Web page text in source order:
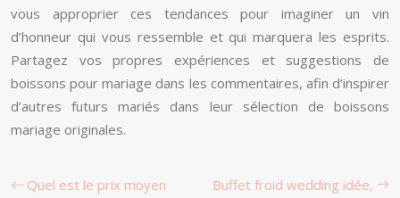
vous approprier ces tendances pour imaginer un vin
d’honneur qui vous ressemble et qui marquera les esprits.
Partagez vos propres expériences et suggestions de
boissons pour mariage dans les commentaires, afin d’inspirer
d’autres futurs mariés dans leur sélection de boissons
mariage originales.
Quel est le prix moyen
Buffet froid wedding idée,